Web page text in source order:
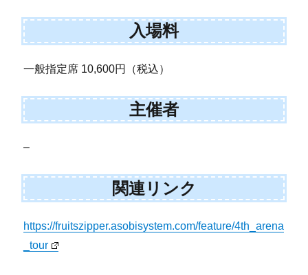
入場料
一般指定席 10,600円（税込）
主催者
–
関連リンク
https://fruitszipper.asobisystem.com/feature/4th_arena
_tour